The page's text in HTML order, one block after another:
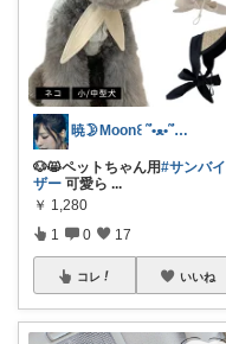
暁🌛Moon꒰ ՞•ﻌ•՞ ꒱🐾
🐶😸ペットちゃん用#サンバイ
ザー 可愛ら ...
￥ 1,280
1 0 17
コレ いいね